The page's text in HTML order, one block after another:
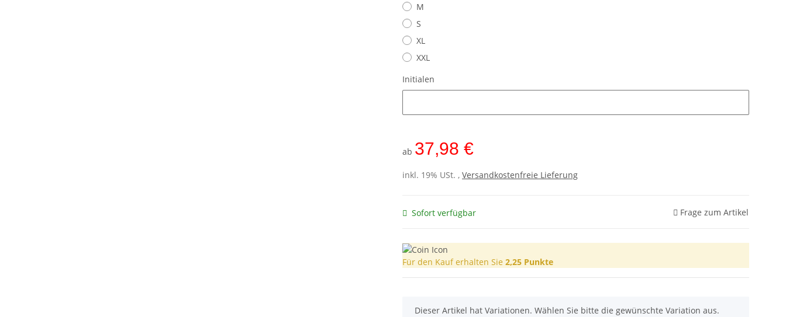
M
S
XL
XXL
Initialen
ab 37,98 €
inkl. 19% USt. , Versandkostenfreie Lieferung
Sofort verfügbar Frage zum Artikel
Für den Kauf erhalten Sie 2,25 Punkte
x
Dieser Artikel hat Variationen. Wählen Sie bitte die gewünschte Variation aus.